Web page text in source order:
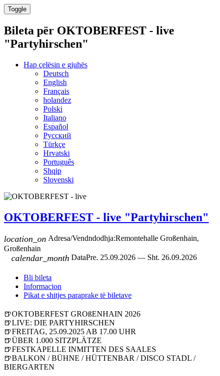
Toggle
Bileta për OKTOBERFEST - live
"Partyhirschen"
Hap çelësin e gjuhës
Deutsch
English
Français
holandez
Polski
Italiano
Español
Русский
Türkçe
Hrvatski
Português
Shqip
Slovenski
OKTOBERFEST - live "Partyhirschen"
location_on Adresa/Vendndodhja:Remontehalle Großenhain,
Großenhain
calendar_month DataPre. 25.09.2026 — Sht. 26.09.2026
Bli bileta
Informacion
Pikat e shitjes paraprake të biletave
🍺OKTOBERFEST GROßENHAIN 2026
🍺LIVE: DIE PARTYHIRSCHEN
🍺FREITAG, 25.09.2025 AB 17.00 UHR
🍺ÜBER 1.000 SITZPLÄTZE
🍺FESTKAPELLE INMITTEN DES SAALES
🍺BALKON / BÜHNE / HÜTTENBAR / DISCO STADL /
BIERGARTEN